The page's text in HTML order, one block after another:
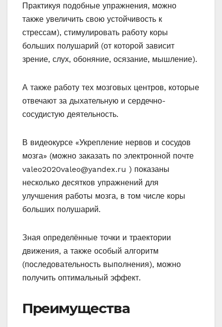
Практикуя подобные упражнения, можно
также увеличить свою устойчивость к
стрессам), стимулировать работу коры
больших полушарий (от которой зависит
зрение, слух, обоняние, осязание, мышление).
А также работу тех мозговых центров, которые
отвечают за дыхательную и сердечно-
сосудистую деятельность.
В видеокурсе «Укрепление нервов и сосудов
мозга» (можно заказать по электронной почте
valeo2020valeo@yandex.ru ) показаны
несколько десятков упражнений для
улучшения работы мозга, в том числе коры
больших полушарий.
Зная определённые точки и траектории
движения, а также особый алгоритм
(последовательность выполнения), можно
получить оптимальный эффект.
Преимущества